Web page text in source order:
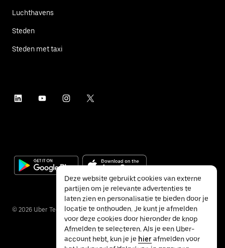
Luchthavens
Steden
Steden met taxi
© 2026 Uber Technologies Inc.
Deze website gebruikt cookies van externe
partijen om je relevante advertenties te
laten zien en personalisatie te bieden door je
locatie te onthouden. Je kunt je afmelden
voor deze cookies door hieronder de knop
Afmelden te selecteren. Als je een Uber-
account hebt, kun je je hierafmelden voor